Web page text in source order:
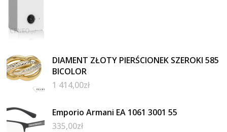
DIAMENT ZŁOTY PIERŚCIONEK SZEROKI 585
BICOLOR
1 414,00zł
Emporio Armani EA 1061 3001 55
335,00zł